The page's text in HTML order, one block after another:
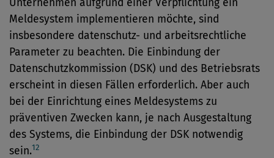
Unternehmen aufgrund einer Verpflichtung ein
Meldesystem implementieren möchte, sind
insbesondere datenschutz- und arbeitsrechtliche
Parameter zu beachten. Die Einbindung der
Datenschutzkommission (DSK) und des Betriebsrats
erscheint in diesen Fällen erforderlich. Aber auch
bei der Einrichtung eines Meldesystems zu
präventiven Zwecken kann, je nach Ausgestaltung
des Systems, die Einbindung der DSK notwendig
sein.12